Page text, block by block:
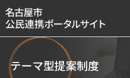
テーマ型提案制度